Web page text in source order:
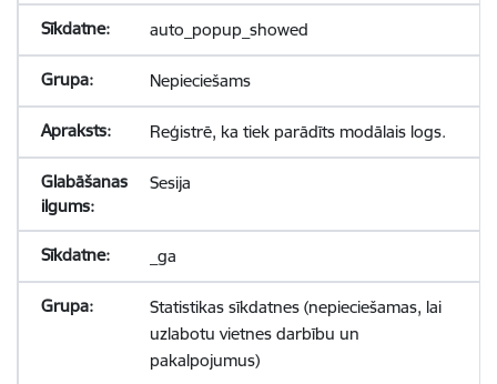
auto_popup_showed
Nepieciešams
Reģistrē, ka tiek parādīts modālais logs.
Sesija
_ga
Statistikas sīkdatnes (nepieciešamas, lai
uzlabotu vietnes darbību un
pakalpojumus)